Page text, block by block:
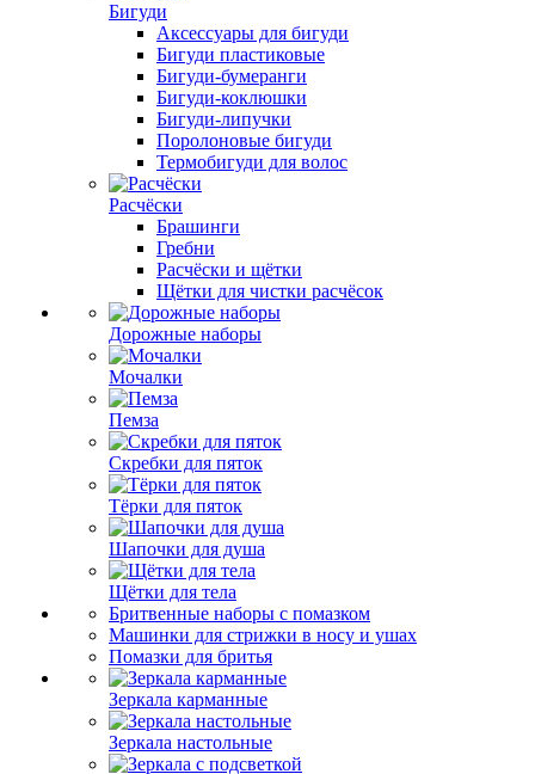
Бигуди
Аксессуары для бигуди
Бигуди пластиковые
Бигуди-бумеранги
Бигуди-коклюшки
Бигуди-липучки
Поролоновые бигуди
Термобигуди для волос
Расчёски
Брашинги
Гребни
Расчёски и щётки
Щётки для чистки расчёсок
Дорожные наборы
Мочалки
Пемза
Скребки для пяток
Тёрки для пяток
Шапочки для душа
Щётки для тела
Бритвенные наборы с помазком
Машинки для стрижки в носу и ушах
Помазки для бритья
Зеркала карманные
Зеркала настольные